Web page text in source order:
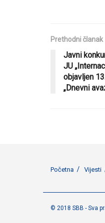
Prethodni članak
Javni
JU
objavljen
„Dnevni
Početna Vijesti
© 2018 SBB - Sva